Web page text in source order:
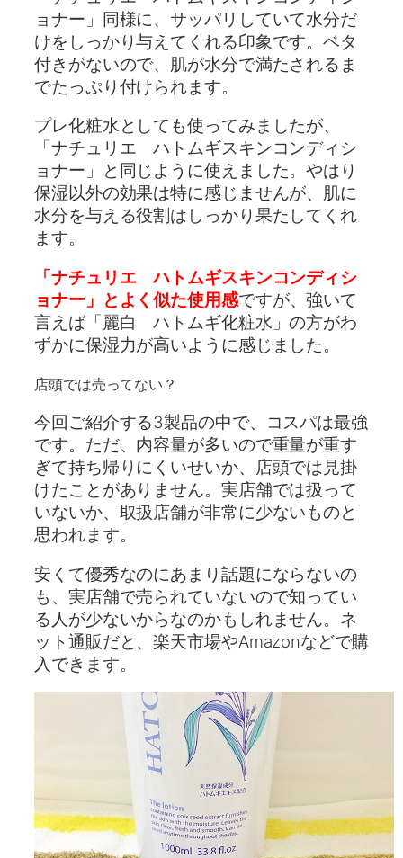
ョナー」同様に、サッパリしていて水分だ
けをしっかり与えてくれる印象です。ベタ
付きがないので、肌が水分で満たされるま
でたっぷり付けられます。
プレ化粧水としても使ってみましたが、
「ナチュリエ ハトムギスキンコンディシ
ョナー」と同じように使えました。やはり
保湿以外の効果は特に感じませんが、肌に
水分を与える役割はしっかり果たしてくれ
ます。
「ナチュリエ ハトムギスキンコンディシ
ョナー」とよく似た使用感ですが、強いて
言えば「麗白 ハトムギ化粧水」の方がわ
ずかに保湿力が高いように感じました。
店頭では売ってない？
今回ご紹介する3製品の中で、コスパは最強
です。ただ、内容量が多いので重量が重す
ぎて持ち帰りにくいせいか、店頭では見掛
けたことがありません。実店舗では扱って
いないか、取扱店舗が非常に少ないものと
思われます。
安くて優秀なのにあまり話題にならないの
も、実店舗で売られていないので知ってい
る人が少ないからなのかもしれません。ネ
ット通販だと、楽天市場やAmazonなどで購
入できます。